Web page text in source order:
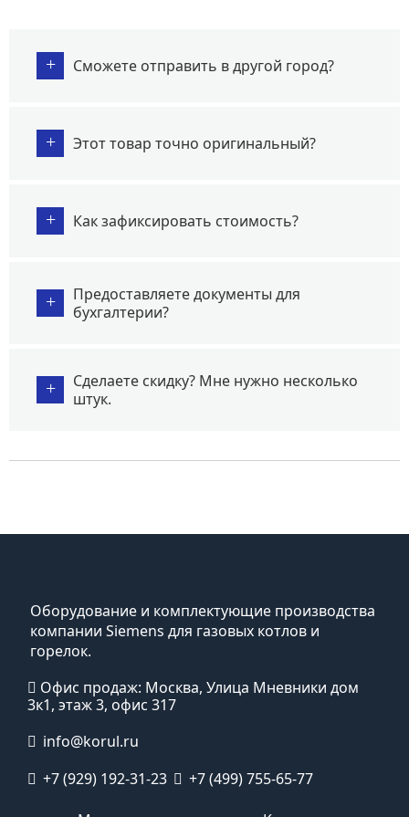
+ Сможете отправить в другой город?
+ Этот товар точно оригинальный?
+ Как зафиксировать стоимость?
+
Предоставляете документы для
бухгалтерии?
+
Сделаете скидку? Мне нужно несколько
штук.
Оборудование и комплектующие производства
компании Siemens для газовых котлов и
горелок.
Офис продаж: Москва, Улица Мневники дом
3к1, этаж 3, офис 317
info@korul.ru
+7 (929) 192-31-23
+7 (499) 755-65-77